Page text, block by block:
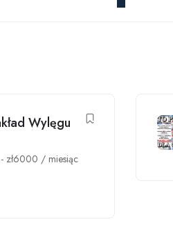
Wylęgu
- zł6000 / miesiąc